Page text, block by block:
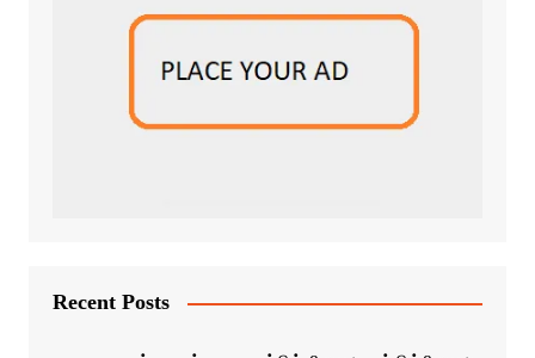
Recent Posts